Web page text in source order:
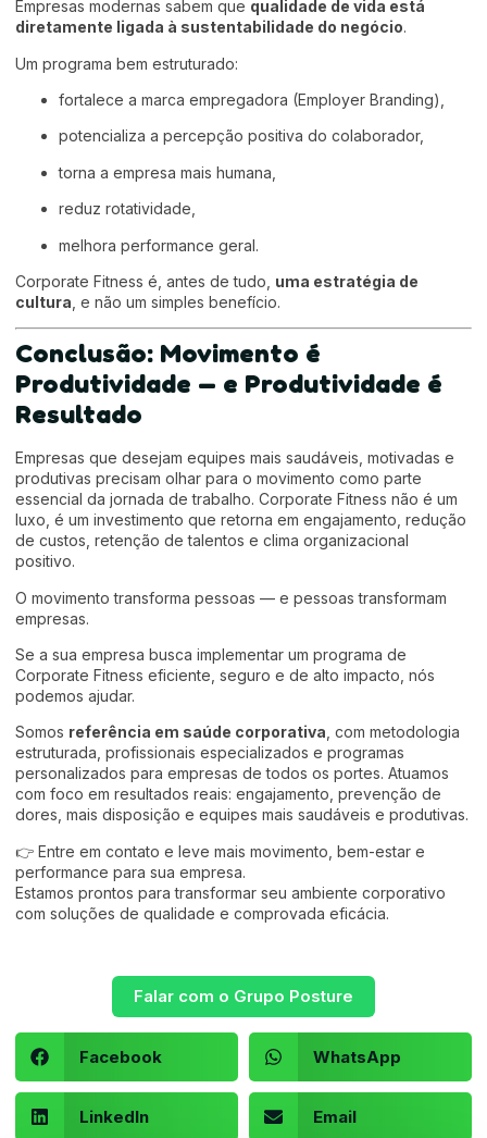
Empresas modernas sabem que qualidade de vida está
diretamente ligada à sustentabilidade do negócio.
Um programa bem estruturado:
fortalece a marca empregadora (Employer Branding),
potencializa a percepção positiva do colaborador,
torna a empresa mais humana,
reduz rotatividade,
melhora performance geral.
Corporate Fitness é, antes de tudo, uma estratégia de
cultura , e não um simples benefício.
Conclusão: Movimento é
Produtividade — e Produtividade é
Resultado
Empresas que desejam equipes mais saudáveis, motivadas e
produtivas precisam olhar para o movimento como parte
essencial da jornada de trabalho. Corporate Fitness não é um
luxo, é um investimento que retorna em engajamento, redução
de custos, retenção de talentos e clima organizacional
positivo.
O movimento transforma pessoas — e pessoas transformam
empresas.
Se a sua empresa busca implementar um programa de
Corporate Fitness eficiente, seguro e de alto impacto, nós
podemos ajudar.
Somos referência em saúde corporativa, com metodologia
estruturada, profissionais especializados e programas
personalizados para empresas de todos os portes. Atuamos
com foco em resultados reais: engajamento, prevenção de
dores, mais disposição e equipes mais saudáveis e produtivas.
👉 Entre em contato e leve mais movimento, bem-estar e
performance para sua empresa.
Estamos prontos para transformar seu ambiente corporativo
com soluções de qualidade e comprovada eficácia.
Falar com o Grupo Posture
Facebook WhatsApp
LinkedIn Email